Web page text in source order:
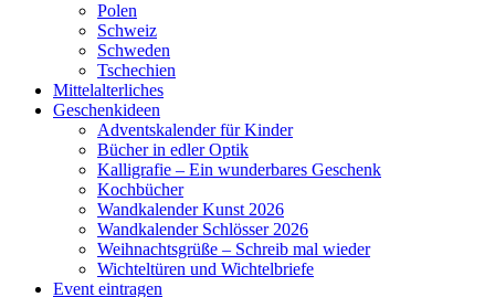
Polen
Schweiz
Schweden
Tschechien
Mittelalterliches
Geschenkideen
Adventskalender für Kinder
Bücher in edler Optik
Kalligrafie – Ein wunderbares Geschenk
Kochbücher
Wandkalender Kunst 2026
Wandkalender Schlösser 2026
Weihnachtsgrüße – Schreib mal wieder
Wichteltüren und Wichtelbriefe
Event eintragen